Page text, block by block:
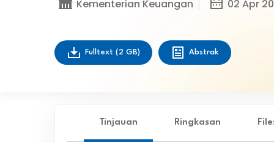
Kementerian Keuangan 02 Apr
Fulltext (2 GB) Abstrak
Tinjauan Ringkasan